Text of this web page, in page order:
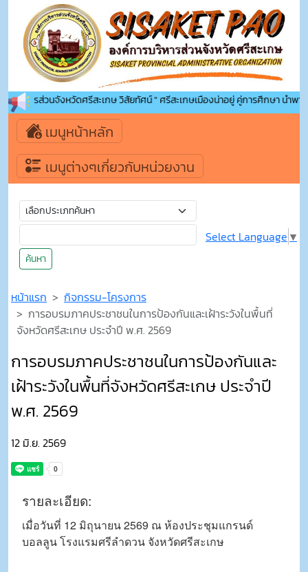
ริหารส่วนจังหวัดศรีสะเกษ วิสัยทัศน์ " ศรีสะเกษเมืองน่าอยู่ คู่การศึกษา นำพาคุ
เมนูหน้าหลัก
เมนูต่างๆเกี่ยวกับหน่วยงาน
ค้นหา
Select Language ▼
หน้าแรก
กิจกรรม-โครงการ
การอบรมภาคประชาชนในการป้องกันและเฝ้าระวังในพื้นที่
จังหวัดศรีสะเกษ ประจำปี พ.ศ. 2569
การอบรมภาคประชาชนในการป้องกันและ
เฝ้าระวังในพื้นที่จังหวัดศรีสะเกษ ประจำปี
พ.ศ. 2569
12 มิ.ย. 2569
รายละเอียด:
​เมื่อวันที่ 12 มิถุนายน 2569 ณ ห้องประชุมแกรนด์
บอลลูน โรงแรมศรีลำดวน จังหวัดศรีสะเกษ